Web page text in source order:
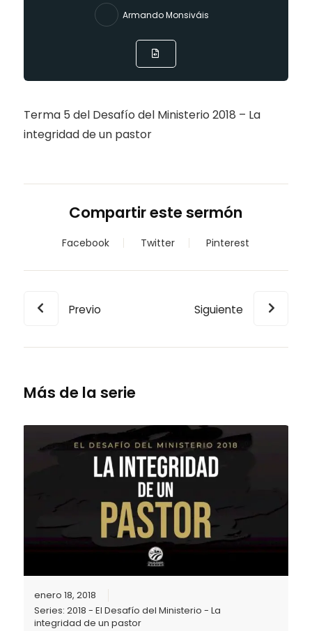
Armando Monsiváis
Terma 5 del Desafío del Ministerio 2018 – La
integridad de un pastor
Compartir este sermón
Facebook Twitter Pinterest
Previo Siguiente
Más de la serie
enero 18, 2018
Series:2018 - El Desafío del Ministerio - La
integridad de un pastor